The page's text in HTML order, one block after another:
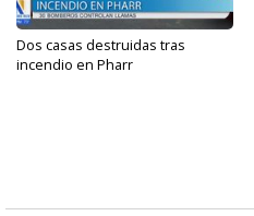
Dos casas destruidas tras
incendio en Pharr